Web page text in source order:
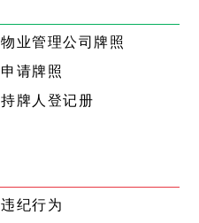
物业管理公司牌照
申请牌照
持牌人登记册
违纪行为